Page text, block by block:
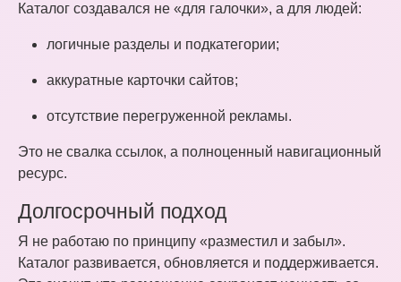
Каталог создавался не «для галочки», а для людей:
логичные разделы и подкатегории;
аккуратные карточки сайтов;
отсутствие перегруженной рекламы.
Это не свалка ссылок, а полноценный навигационный
ресурс.
Долгосрочный подход
Я не работаю по принципу «разместил и забыл».
Каталог развивается, обновляется и поддерживается.